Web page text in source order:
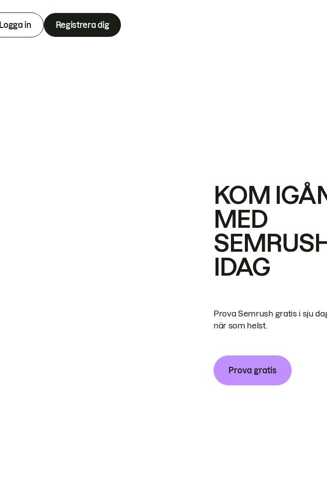
Logga in Registrera dig
KOM
MED
IDAG
Prova Semrush gratis i sju
när som helst.
Prova gratis